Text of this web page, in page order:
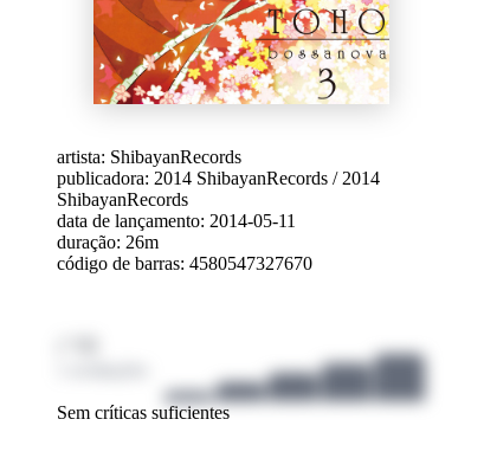
artista: ShibayanRecords
publicadora: 2014 ShibayanRecords / 2014
ShibayanRecords
data de lançamento: 2014-05-11
duração: 26m
código de barras: 4580547327670
Sem críticas suficientes